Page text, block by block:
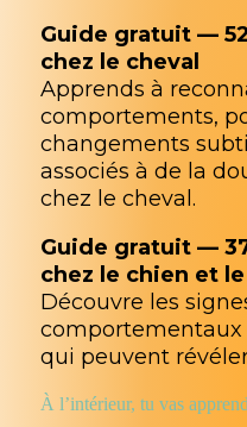
Guide gratuit —
chez le cheval
Apprends à
comportements,
changements
associés à de la
chez le cheval.
Guide gratuit —
chez le chien et
Découvre les
comportementaux
qui peuvent
À l’intérieur, tu vas